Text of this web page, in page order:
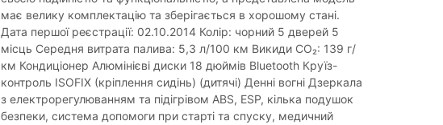
має велику комплектацію та зберігається в хорошому стані.
Дата першої реєстрації: 02.10.2014 Колір: чорний 5 дверей 5
місць Середня витрата палива: 5,3 л/100 км Викиди CO₂: 139 г/
км Кондиціонер Алюмінієві диски 18 дюймів Bluetooth Круїз-
контроль ISOFIX (кріплення сидінь) (дитячі) Денні вогні Дзеркала
з електрорегулюванням та підігрівом ABS, ESP, кілька подушок
безпеки, система допомоги при старті та спуску, медичний